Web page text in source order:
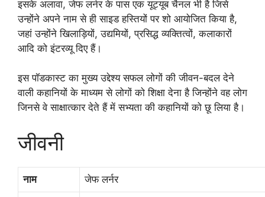
इसके अलावा, जेफ लर्नर के पास एक यूट्यूब चैनल भी है जिसे
उन्होंने अपने नाम से ही साइड हस्तियों पर शो आयोजित किया है,
जहां उन्होंने खिलाड़ियों, उद्यमियों, प्रसिद्ध व्यक्तित्वों, कलाकारों
आदि को इंटरव्यू दिए हैं।
इस पॉडकास्ट का मुख्य उद्देश्य सफल लोगों की जीवन-बदल देने
वाली कहानियों के माध्यम से लोगों को शिक्षा देना है जिन्होंने वह लोग
जिनसे वे साक्षात्कार देते हैं में सभ्यता की कहानियों को छू लिया है।
जीवनी
नाम जेफ लर्नर